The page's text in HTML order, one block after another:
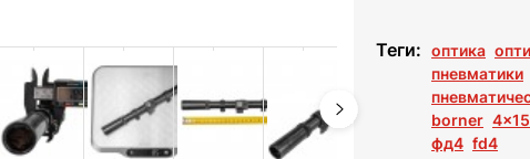
Теги: оптика
пневматики
borner 4x15
фд4 fd4